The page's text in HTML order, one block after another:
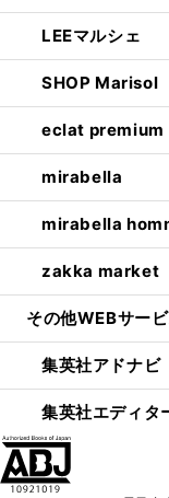
LEEマルシェ
SHOP Marisol
eclat premium
mirabella
mirabella
zakka market
その他WEBサー
集英社アドナビ
集英社エディタ